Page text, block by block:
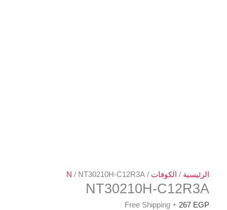
الرئيسية / الكوفات /
N / NT30210H-C12R3A
NT30210H-C12R3A
267 EGP
+ Free Shipping